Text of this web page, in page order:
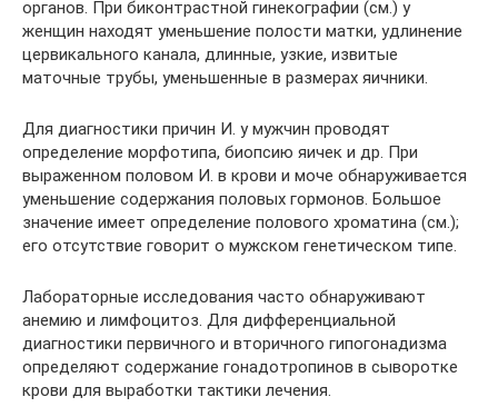
органов. При биконтрастной гинекографии (см.) у
женщин находят уменьшение полости матки, удлинение
цервикального канала, длинные, узкие, извитые
маточные трубы, уменьшенные в размерах яичники.
Для диагностики причин И. у мужчин проводят
определение морфотипа, биопсию яичек и др. При
выраженном половом И. в крови и моче обнаруживается
уменьшение содержания половых гормонов. Большое
значение имеет определение полового хроматина (см.);
его отсутствие говорит о мужском генетическом типе.
Лабораторные исследования часто обнаруживают
анемию и лимфоцитоз. Для дифференциальной
диагностики первичного и вторичного гипогонадизма
определяют содержание гонадотропинов в сыворотке
крови для выработки тактики лечения.